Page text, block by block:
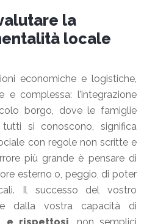
la
locale
economiche e logistiche,
complessa: l’integrazione
borgo, dove le famiglie
si conoscono, significa
con regole non scritte e
più grande è pensare di
esterno o, peggio, di poter
Il successo del vostro
dalla vostra capacità di